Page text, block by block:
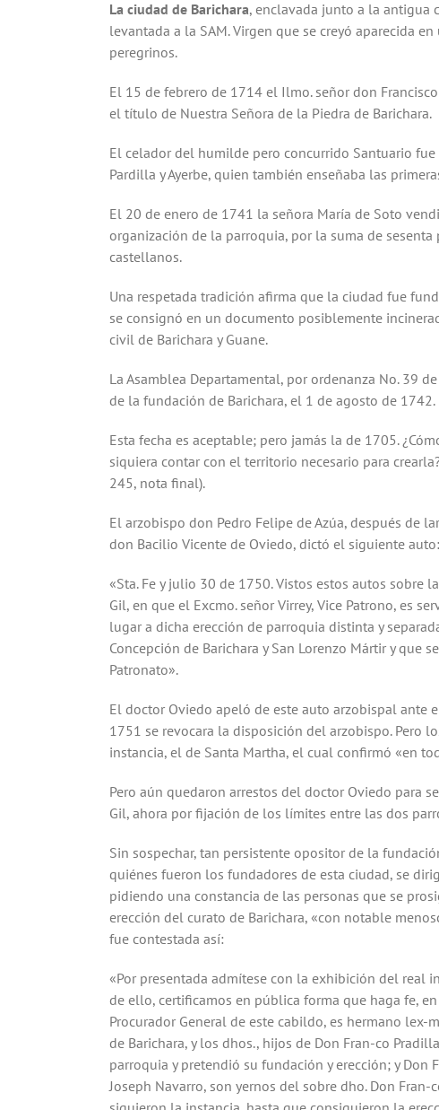
La ciudad de Barichara
peregrinos.
el título de Nuestra Señora de la Piedra de Barichara.
Pardilla y Ayerbe, quien también enseñaba las
El 20 de enero de 1741 la señora María de Soto
castellanos.
Una respetada tradición afirma que la ciudad fue
civil de Barichara y Guane.
de la fundación de Barichara, el 1 de agosto de 1742.
Esta fecha es aceptable; pero jamás la de 1705.
245, nota final).
don Bacilio Vicente de Oviedo, dictó el siguiente auto:
«Sta. Fe y julio 30 de 1750. Vistos estos autos sobre
Gil, en que el Excmo. señor Virrey, Vice Patrono, es
lugar a dicha erección de parroquia distinta y
Patronato».
El doctor Oviedo apeló de este auto arzobispal ante
instancia, el de Santa Martha, el cual confirmó «en
Gil, ahora por fijación de los límites entre las dos
Sin sospechar, tan persistente opositor de la
quiénes fueron los fundadores de esta ciudad, se
pidiendo una constancia de las personas que se
fue contestada así:
«Por presentada admítese con la exhibición del real
de ello, certificamos en pública forma que haga fe,
Procurador General de este cabildo, es hermano lex-
de Barichara, y los dhos., hijos de Don Fran-co
parroquia y pretendió su fundación y erección; y Don